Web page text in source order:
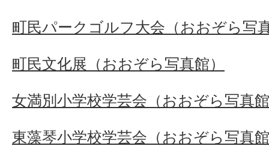
町民パークゴルフ大会（おおぞら写
町民文化展（おおぞら写真館）
女満別小学校学芸会（おおぞら写真
東藻琴小学校学芸会（おおぞら写真